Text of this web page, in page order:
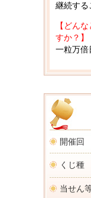
継続する
【どん
すか？】
一粒万倍
開催回
くじ種
当せん